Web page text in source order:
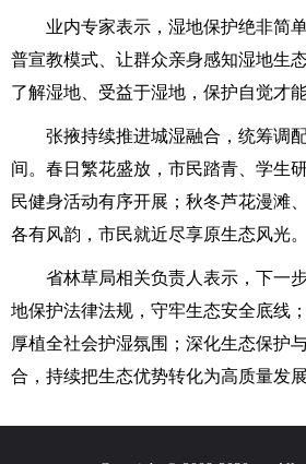
业内专家表示，湿地保护绝非简单
普宣教模式、让群众亲身感知湿地生
了解湿地、受益于湿地，保护自觉才
张掖持续推进城湿融合，统筹调配
间。春日繁花盛放，市民踏青、学生
民健身活动有序开展；秋冬芦花漫滩
各有风韵，市民就近尽享原生态风光。
省林草局相关负责人表示，下一步
地保护法律法规，守牢生态安全底线
厚植全社会护湿氛围；深化生态保护
合，持续把生态优势转化为高质量发展